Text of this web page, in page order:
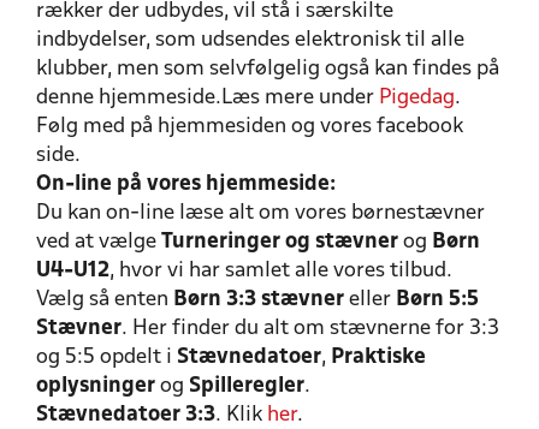
rækker der udbydes, vil stå i særskilte
indbydelser, som udsendes elektronisk til alle
klubber, men som selvfølgelig også kan findes på
denne hjemmeside.Læs mere under Pigedag.
Følg med på hjemmesiden og vores facebook
side.
On-line på vores hjemmeside:
Du kan on-line læse alt om vores børnestævner
ved at vælge Turneringer og stævner og Børn
U4-U12, hvor vi har samlet alle vores tilbud.
Vælg så enten Børn 3:3 stævner eller Børn 5:5
Stævner. Her finder du alt om stævnerne for 3:3
og 5:5 opdelt i Stævnedatoer, Praktiske
oplysninger og Spilleregler.
Stævnedatoer 3:3. Klik her.